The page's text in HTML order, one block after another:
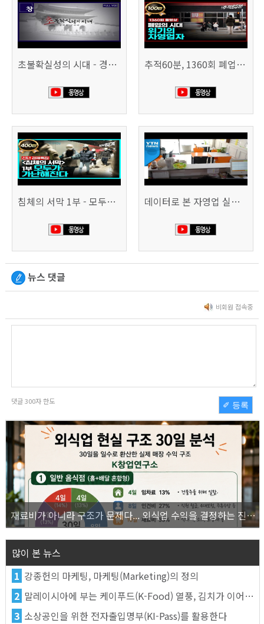
초불확실성의 시대 - 경제를 구하라 494회 (KBS 25.2.11) 추적60분, 1360회 폐업의 시대, 위기의 자영업자
침체의 서막 1부 - 모두가 가난해진다 | 시사직격 신년특집 데이터로 본 자영업 실태 - 매출 '뚝', 장수 업소도 '휘청'
뉴스 댓글
비회원 접속중
댓글300자 한도 ✐ 등록
재료비가 아니라 구조가 문제다... 외식업 수익을 결정하는 진짜 숫자의 비밀
많이 본 뉴스
1 강종헌의 마케팅, 마케팅(Marketing)의 정의
2 말레이시아에 부는 케이푸드(K-Food) 열풍, 김치가 이어간다
3 소상공인을 위한 전자출입명부(KI-Pass)를 활용한다